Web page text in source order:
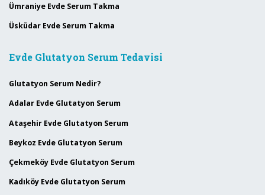
Ümraniye Evde Serum Takma
Üsküdar Evde Serum Takma
Evde Glutatyon Serum Tedavisi
Glutatyon Serum Nedir?
Adalar Evde Glutatyon Serum
Ataşehir Evde Glutatyon Serum
Beykoz Evde Glutatyon Serum
Çekmeköy Evde Glutatyon Serum
Kadıköy Evde Glutatyon Serum